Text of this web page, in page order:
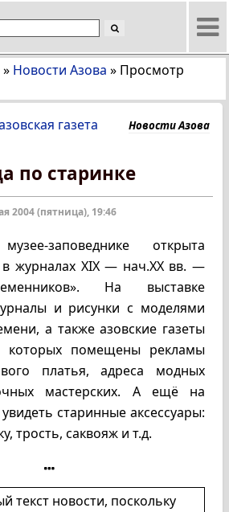
» Новости Азова » Просмотр
газета Новости Азова
по старинке
2004 (пятница), 19:46
заповеднике открыта
журналах XIX — нач.XX вв. —
На выставке
и рисунки с моделями
а также азовские газеты
которых помещены рекламы
платья, адреса модных
мастерских. А ещё на
старинные аксессуары:
трость, саквояж и т.д.
текст новости, поскольку